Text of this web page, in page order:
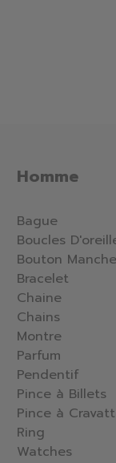
Homme
Bague
Boucles
Bouton
Bracelet
Chaine
Chains
Montre
Parfum
Pendentif
Pince à Billets
Pince à
Ring
Watches